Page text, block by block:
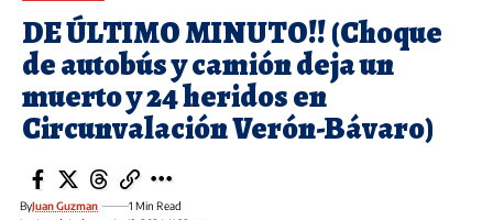
DE ÚLTIMO MINUTO!! (Choque
de autobús y camión deja un
muerto y 24 heridos en
Circunvalación Verón-Bávaro)
ByJuan Guzman 1 Min Read